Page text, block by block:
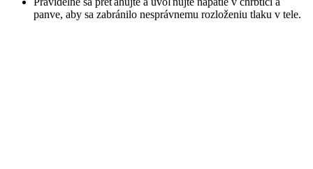
panve, aby sa zabránilo nesprávnemu rozloženiu tlaku v tele.